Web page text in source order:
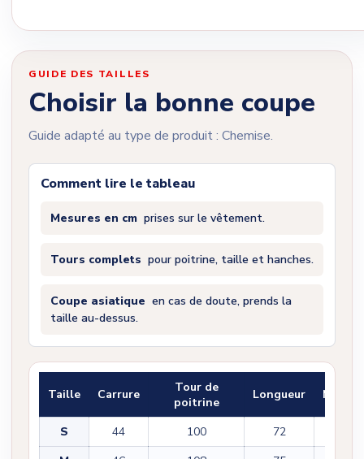
GUIDE DES TAILLES
Choisir la bonne coupe
Guide adapté au type de produit : Chemise.
Comment lire le tableau
Mesures en cm prises sur le vêtement.
Tours complets pour poitrine, taille et hanches.
Coupe asiatique en cas de doute, prends la
taille au-dessus.
Taille Carrure
Tour de
poitrine
Longueur
S 44 100 72